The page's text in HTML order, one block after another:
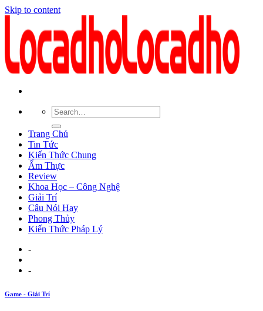
Skip to content
Trang Chủ
Tin Tức
Kiến Thức Chung
Ẩm Thực
Review
Khoa Học – Công Nghệ
Giải Trí
Câu Nói Hay
Phong Thủy
Kiến Thức Pháp Lý
-
-
Game - Giải Trí